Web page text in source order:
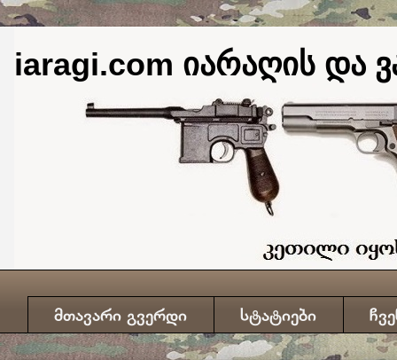
iaragi.com იარაღის და
მთავარი გვერდი სტატიები